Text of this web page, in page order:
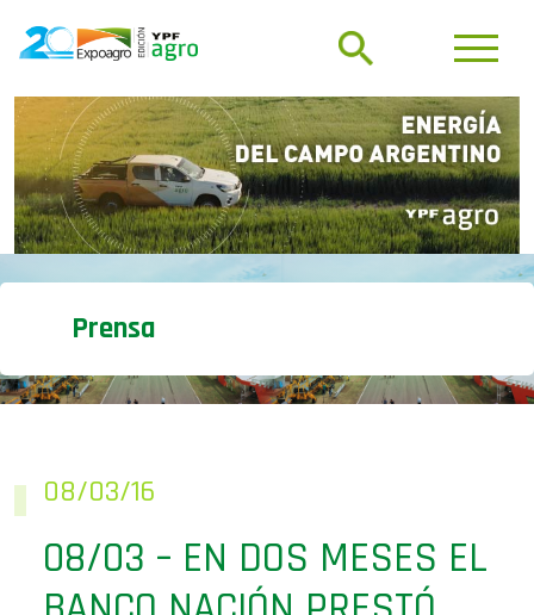
Prensa
08/03/16
08/03 – EN DOS MESES EL